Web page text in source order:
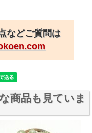
などご質問は
商品も見ていま